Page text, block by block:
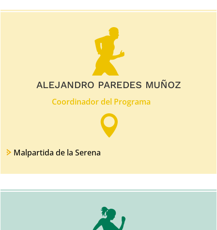
ALEJANDRO PAREDES MUÑOZ
Coordinador del Programa

Malpartida de la Serena